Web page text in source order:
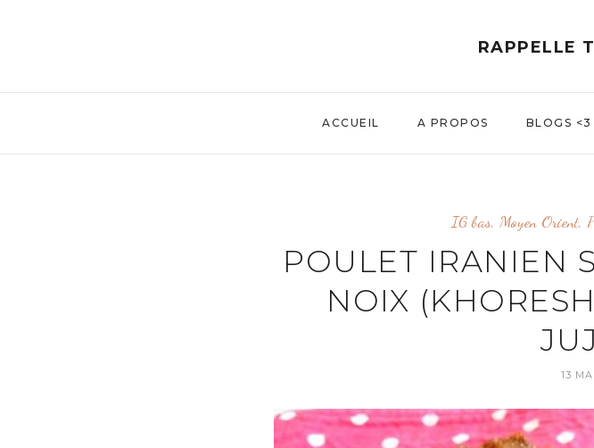
RAPPELLE
ACCUEIL A PROPOS BLOGS <3
IG bas, Moyen Orient,
POULET IRANIEN
NOIX
13